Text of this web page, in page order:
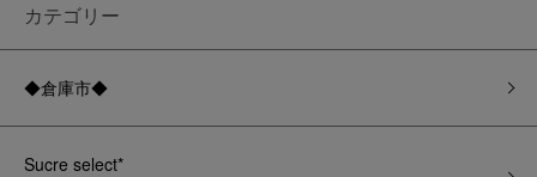
カテゴリー
◆倉庫市◆
Sucre select*